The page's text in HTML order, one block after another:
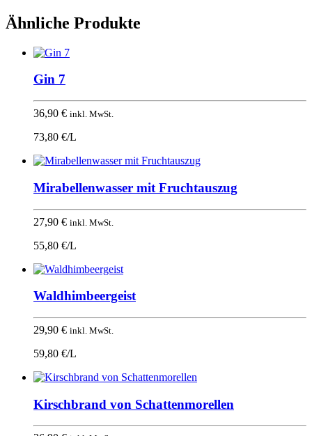
Ähnliche Produkte
Gin 7
36,90 € inkl. MwSt.
73,80 €/L
Mirabellenwasser mit Fruchtauszug
27,90 € inkl. MwSt.
55,80 €/L
Waldhimbeergeist
29,90 € inkl. MwSt.
59,80 €/L
Kirschbrand von Schattenmorellen